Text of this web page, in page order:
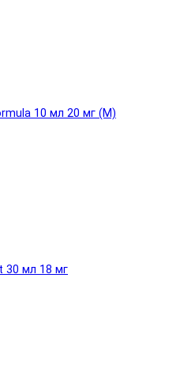
10 мл 20 мг (М)
30 мл 18 мг